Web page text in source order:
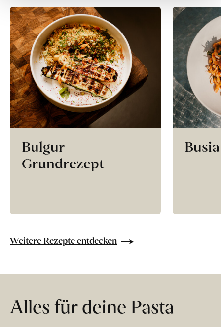
Bulgur
Grundrezept
Weitere Rezepte entdecken
Alles für deine Pasta